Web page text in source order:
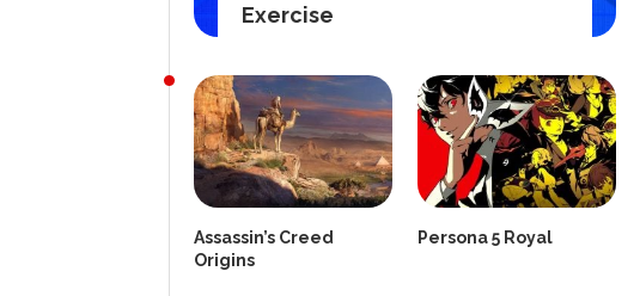
Exercise
Assassin’s Creed
Origins
Persona 5 Royal